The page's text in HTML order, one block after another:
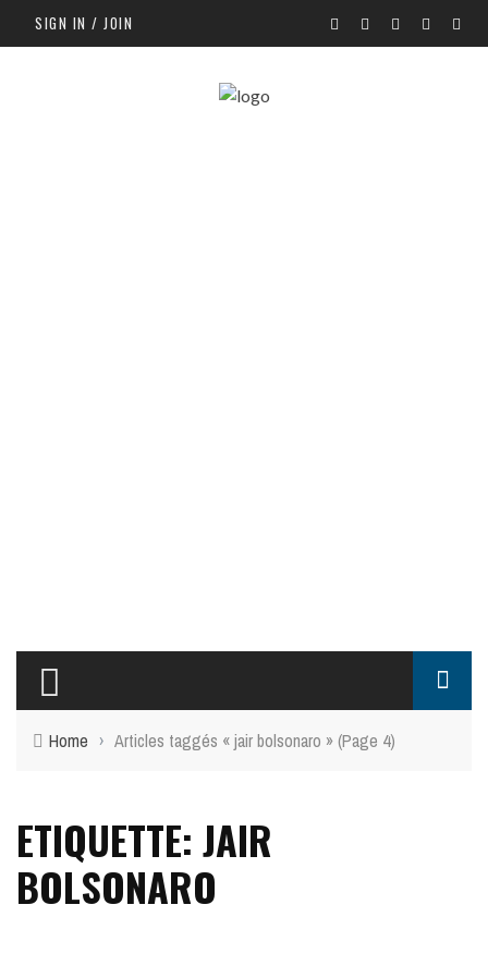
SIGN IN / JOIN
Home › Articles taggés « jair bolsonaro »(Page 4)
ETIQUETTE: JAIR
BOLSONARO